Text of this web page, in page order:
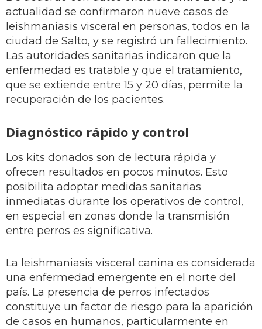
actualidad se confirmaron nueve casos de
leishmaniasis visceral en personas, todos en la
ciudad de Salto, y se registró un fallecimiento.
Las autoridades sanitarias indicaron que la
enfermedad es tratable y que el tratamiento,
que se extiende entre 15 y 20 días, permite la
recuperación de los pacientes.
Diagnóstico rápido y control
Los kits donados son de lectura rápida y
ofrecen resultados en pocos minutos. Esto
posibilita adoptar medidas sanitarias
inmediatas durante los operativos de control,
en especial en zonas donde la transmisión
entre perros es significativa.
La leishmaniasis visceral canina es considerada
una enfermedad emergente en el norte del
país. La presencia de perros infectados
constituye un factor de riesgo para la aparición
de casos en humanos, particularmente en